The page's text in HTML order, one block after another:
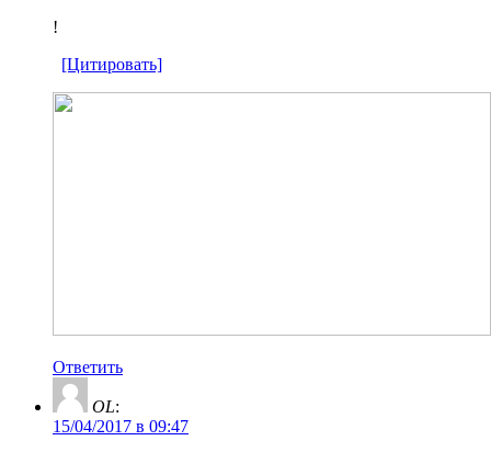
!
[Цитировать]
Ответить
OL:
15/04/2017 в 09:47